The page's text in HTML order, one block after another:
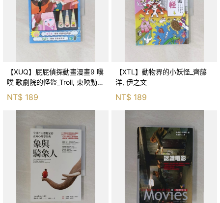
【XUQ】屁屁偵探動畫漫畫9 噗
噗 歌劇院的怪盜_Troll, 東映動畫
株式會社, 張東君
NT$ 189
【XTL】動物界的小妖怪_齊藤
洋, 伊之文
NT$ 189